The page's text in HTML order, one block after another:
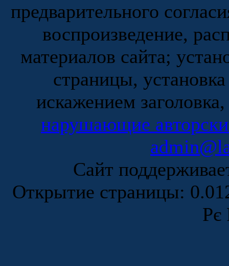
предварительного
воспроизведение,
материалов сайта;
страницы,
искажением
нарушающие
Сайт
Открытие страницы:
Рє